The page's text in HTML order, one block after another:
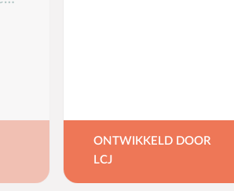
ONTWIKKELD DOOR
LCJ